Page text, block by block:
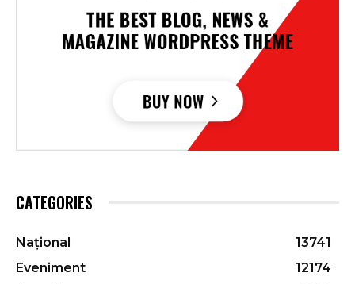
CATEGORIES
Național
13741
Eveniment
12174